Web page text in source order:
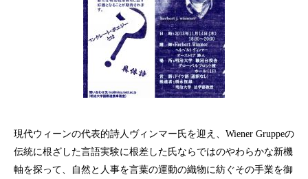
現代ウィーンの代表的詩人ヴィンマー氏を迎え、 Wiener Gruppeの
伝統に根ざした言語実験に根差した氏ならではのやわらかな新機
軸を探って、自然と人事を言葉の運動の織物に紡ぐその手業を御